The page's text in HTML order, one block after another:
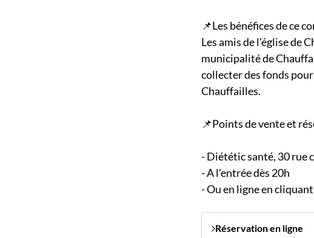
📌Les bénéfices de ce
Les amis de l'église de
municipalité de
collecter des fonds
Chauffailles.
📌Points de vente et
- Diététic santé, 30 rue
- A l'entrée dès 20h
- Ou en ligne en
Réservation en ligne